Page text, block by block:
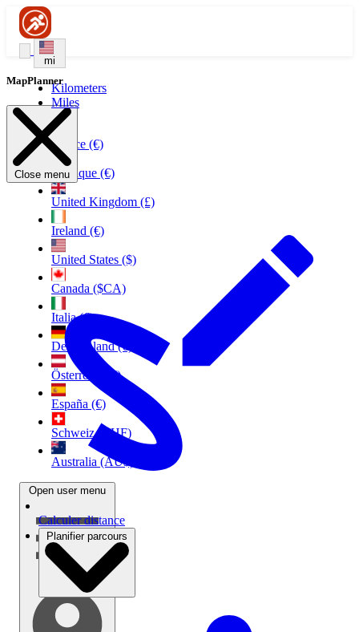
mi
Kilometers
Miles
France (€)
Belgique (€)
United Kingdom (£)
Ireland (€)
United States ($)
Canada ($CA)
Italia (€)
Deutschland (€)
Österreich (€)
España (€)
Schweiz (CHF)
Australia (AU$)
Open user menu
MapPlanner
Close menu
Calculer distance
Planifier parcours